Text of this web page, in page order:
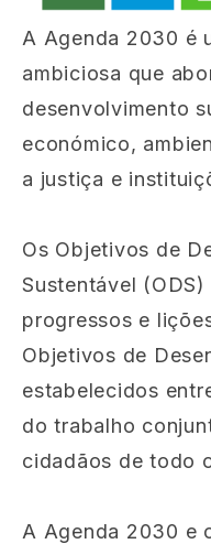
A Agenda 2030 é
ambiciosa que
desenvolvimento
económico,
a justiça e
Os Objetivos de
Sustentável
progressos e
Objetivos de
estabelecidos
do trabalho
cidadãos de todo
A Agenda 2030 e